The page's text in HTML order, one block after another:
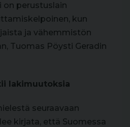
on perustuslain
kun
ja vähemmistön
Tuomas Pöysti Geradin
lakimuutoksia
seuraavaan
kirjata, että Suomessa